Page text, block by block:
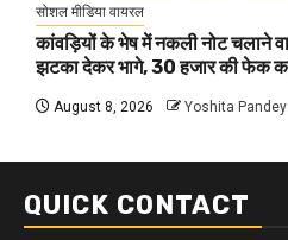
सोशल मीडिया वायरल
कांवड़ियों के भेष में नकली नोट चलाने
झटका देकर भागे, 30 हजार की फेक
August 8, 2026 Yoshita Pandey
QUICK CONTACT